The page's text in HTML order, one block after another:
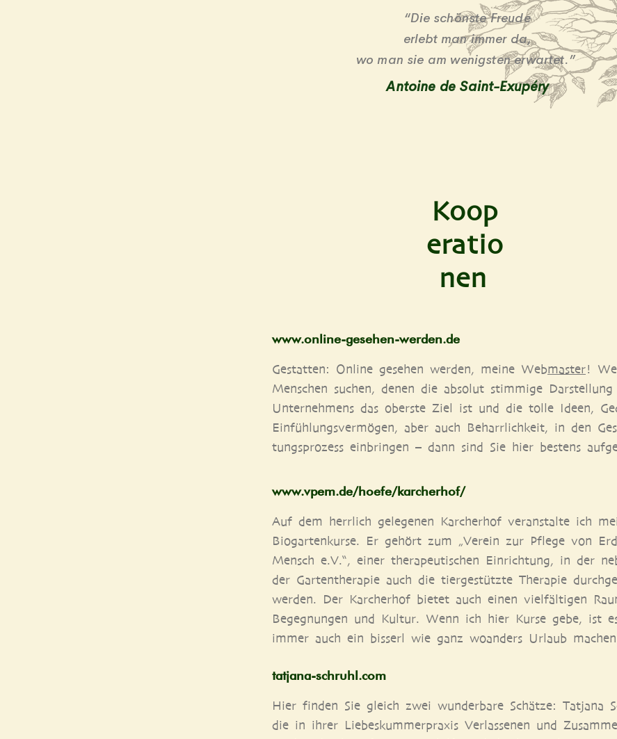
“Die schöns­te Freude
erlebt man immer da,
wo man sie am wenigs­ten erwartet.”
Antoine de Saint-Exupéry
Koop
eratio
nen
www​.online​-gese​hen​-wer​den​.de
Gestat­ten: Online gese­hen wer­den, mei­ne Webmas­ter!
Men­schen suchen, denen die abso­lut stim­mi­ge Dar­stel­lung
Unter­neh­mens das obers­te Ziel ist und die tol­le Ideen,
Ein­füh­lungs­ver­mö­gen, aber auch Beharr­lich­keit, in den
tungs­pro­zess ein­brin­gen – dann sind Sie hier bes­tens
www​.vpem​.de/​h​o​e​f​e​/​k​a​r​c​h​e​r​h​of/
Auf dem herr­lich gele­ge­nen Kar­cher­hof ver­an­stal­te ich
Bio­gar­ten­kur­se. Er gehört zum „Ver­ein zur Pfle­ge von
Mensch e.V.“, einer the­ra­peu­ti­schen Ein­rich­tung, in der
der Gar­ten­the­ra­pie auch die tier­ge­stütz­te The­ra­pie
wer­den. Der Kar­cher­hof bie­tet auch einen viel­fäl­ti­gen
Begeg­nun­gen und Kul­tur. Wenn ich hier Kur­se gebe, ist
immer auch ein bis­serl wie ganz woan­ders Urlaub
tat​ja​na​-schruhl​.com
Hier fin­den Sie gleich zwei wun­der­ba­re Schät­ze: Tat­ja­na
die in ihrer Lie­bes­kum­mer­pra­xis Ver­las­se­nen und